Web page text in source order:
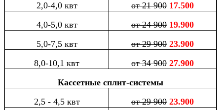
2,0-4,0 квт
от 21 90017.500
4,0-5,0 квт
от 24 90019.900
5,0-7,5 квт
от 29 90023.900
8,0-10,1 квт
от 34 90027.900
Кассетные сплит-системы
2,5 - 4,5 квт
от 29 90023.900